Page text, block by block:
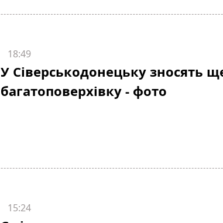
18:49
У Сіверськодонецьку зносять
багатоповерхівку - фото
15:24